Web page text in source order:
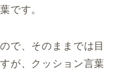
です。
で、そのままでは目
が、クッション言葉